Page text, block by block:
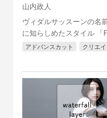
山内政人
ヴィダルサッスーンの名
に知らしめたスタイル 「FIVE
POINT」 ジオメトリックの代表
説します。...
アドバンスカット クリエ